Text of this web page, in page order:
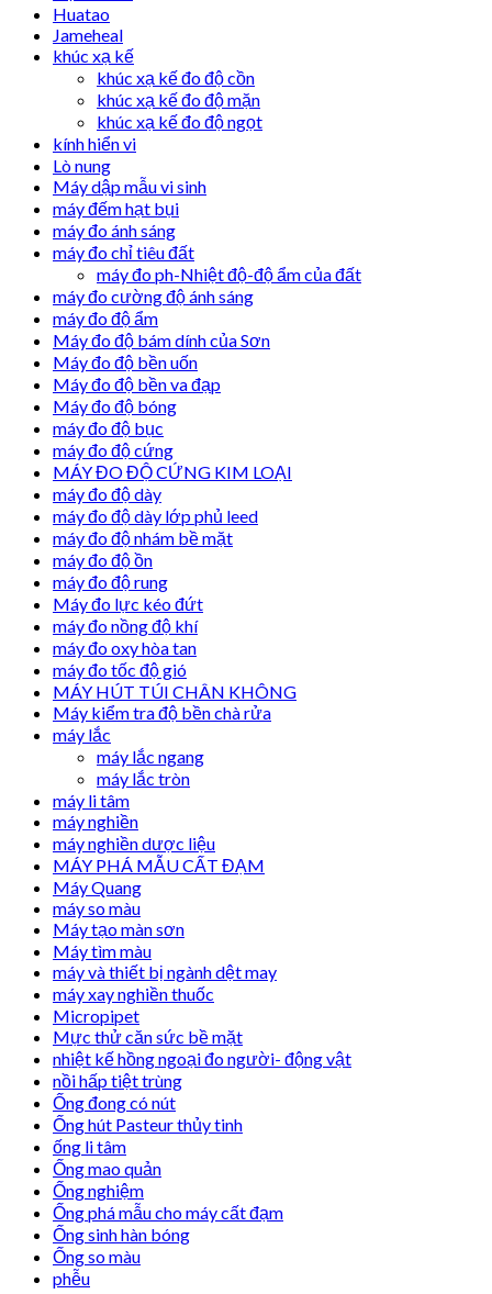
Huatao
Jameheal
khúc xạ kế
khúc xạ kế đo độ cồn
khúc xạ kế đo độ mặn
khúc xạ kế đo độ ngọt
kính hiển vi
Lò nung
Máy dập mẫu vi sinh
máy đếm hạt bụi
máy đo ánh sáng
máy đo chỉ tiêu đất
máy đo ph-Nhiệt độ-độ ẩm của đất
máy đo cường độ ánh sáng
máy đo độ ẩm
Máy đo độ bám dính của Sơn
Máy đo độ bền uốn
Máy đo độ bền va đạp
Máy đo độ bóng
máy đo độ bục
máy đo độ cứng
MÁY ĐO ĐỘ CỨNG KIM LOẠI
máy đo độ dày
máy đo độ dày lớp phủ leed
máy đo độ nhám bề mặt
máy đo độ ồn
máy đo độ rung
Máy đo lực kéo đứt
máy đo nồng độ khí
máy đo oxy hòa tan
máy đo tốc độ gió
MÁY HÚT TÚI CHÂN KHÔNG
Máy kiểm tra độ bền chà rửa
máy lắc
máy lắc ngang
máy lắc tròn
máy li tâm
máy nghiền
máy nghiền dược liệu
MÁY PHÁ MẪU CẤT ĐẠM
Máy Quang
máy so màu
Máy tạo màn sơn
Máy tìm màu
máy và thiết bị ngành dệt may
máy xay nghiền thuốc
Micropipet
Mực thử căn sức bề mặt
nhiệt kế hồng ngoại đo người- động vật
nồi hấp tiệt trùng
Ống đong có nút
Ống hút Pasteur thủy tinh
ống li tâm
Ống mao quản
Ống nghiệm
Ống phá mẫu cho máy cất đạm
Ống sinh hàn bóng
Ống so màu
phễu